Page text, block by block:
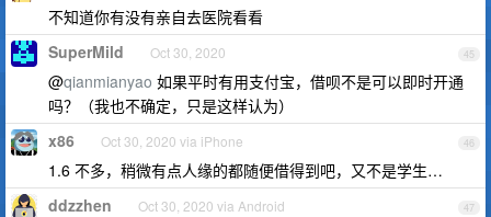
不知道你有没有亲自去医院看看
45
SuperMild Oct 30, 2020
@qianmianyao 如果平时有用支付宝，借呗不是可以即时开通
吗？（我也不确定，只是这样认为）
46
x86 Oct 30, 2020 via iPhone
1.6 不多，稍微有点人缘的都随便借得到吧，又不是学生…
47
ddzzhen Oct 30, 2020 via Android